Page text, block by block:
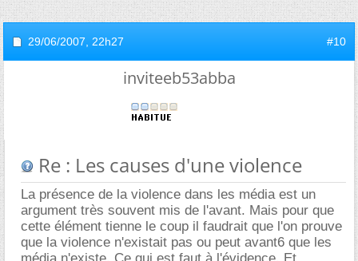
29/06/2007, 22h27 #10
inviteeb53abba
Re : Les causes d'une violence
La présence de la violence dans les média est un
argument très souvent mis de l'avant. Mais pour que
cette élément tienne le coup il faudrait que l'on prouve
que la violence n'existait pas ou peut avant6 que les